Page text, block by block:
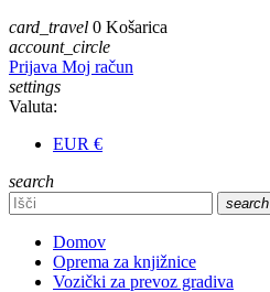
card_travel 0 Košarica
account_circle
Prijava Moj račun
settings
Valuta:
EUR €
search
search
Domov
Oprema za knjižnice
Vozički za prevoz gradiva